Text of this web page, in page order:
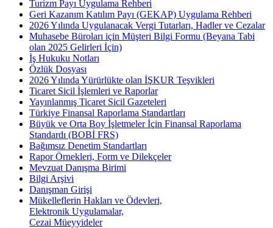
Turizm Payı Uygulama Rehberi
Geri Kazanım Katılım Payı (GEKAP) Uygulama Rehberi
2026 Yılında Uygulanacak Vergi Tutarları, Hadler ve Cezalar
Muhasebe Büroları için Müşteri Bilgi Formu (Beyana Tabi
olan 2025 Gelirleri İçin)
İş Hukuku Notları
Özlük Dosyası
2026 Yılında Yürürlükte olan İŞKUR Teşvikleri
Ticaret Sicil İşlemleri ve Raporlar
Yayınlanmış Ticaret Sicil Gazeteleri
Türkiye Finansal Raporlama Standartları
Büyük ve Orta Boy İşletmeler İçin Finansal Raporlama
Standardı (BOBİ FRS)
Bağımsız Denetim Standartları
Rapor Örnekleri, Form ve Dilekçeler
Mevzuat Danışma Birimi
Bilgi Arşivi
Danışman Girişi
Mükelleflerin Hakları ve Ödevleri,
Elektronik Uygulamalar,
Cezai Müeyyideler